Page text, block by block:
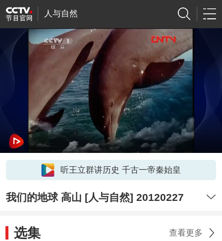
人与自然
听王立群讲历史 千古一帝秦始皇
我们的地球 高山 [人与自然] 20120227
选集 查看更多